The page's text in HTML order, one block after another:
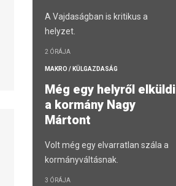
A Vajdaságban is kritikus a
helyzet.
2 ÓRÁJA
MAKRO / KÜLGAZDASÁG
Még egy helyről elküldi
a kormány Nagy
Mártont
Volt még egy elvarratlan szála a
kormányváltásnak.
3 ÓRÁJA